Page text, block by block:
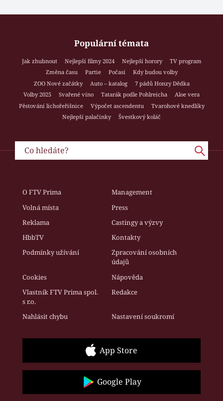
Populární témata
Jak zhubnout Nejlepší filmy 2024 Nejlepší horory
TV program
Změna času
Partie Počasí
Kdy budou volby
ZOO Nové začátky
Auto – katalog
7 pádů Honzy Dědka
Volby 2025
Svařené víno Tatarák podle Pohlreicha
Aloe vera
Pěstování lichořeřišnice
Výpočet ascendentu
Tvarohové knedlíky
Nejlepší palačinky
Švestkový koláč
O FTV Prima
Management
Volná místa
Press
Reklama
Castingy a výzvy
HbbTV
Kontakty
Podmínky užívání
Zpracování osobních
údajů
Cookies
Nápověda
Vlastník FTV Prima spol.
s r.o.
Redakce
Nahlásit chybu Nastavení soukromí
App Store
Google Play